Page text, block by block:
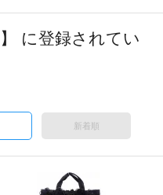
に登録されてい
新着順